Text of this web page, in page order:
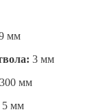
мм
3 мм
300 мм
5 мм